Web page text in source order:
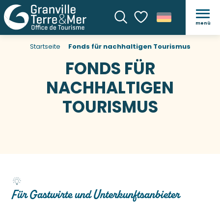
SucheVoir les favoris
menü
Startseite Fonds für nachhaltigen Tourismus
FONDS FÜR
NACHHALTIGEN
TOURISMUS
Für Gastwirte und Unterkunftsanbieter